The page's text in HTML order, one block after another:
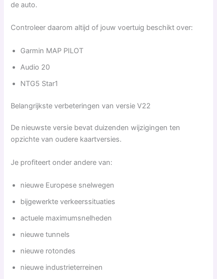
de auto.
Controleer daarom altijd of jouw voertuig beschikt over:
Garmin MAP PILOT
Audio 20
NTG5 Star1
Belangrijkste verbeteringen van versie V22
De nieuwste versie bevat duizenden wijzigingen ten
opzichte van oudere kaartversies.
Je profiteert onder andere van:
nieuwe Europese snelwegen
bijgewerkte verkeerssituaties
actuele maximumsnelheden
nieuwe tunnels
nieuwe rotondes
nieuwe industrieterreinen